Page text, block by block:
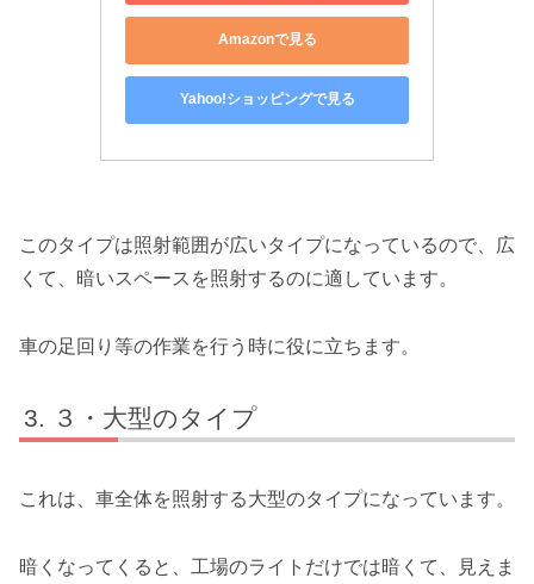
Amazonで見る
Yahoo!ショッピングで見る
このタイプは照射範囲が広いタイプになっているので、広
くて、暗いスペースを照射するのに適しています。
車の足回り等の作業を行う時に役に立ちます。
３・大型のタイプ
これは、車全体を照射する大型のタイプになっています。
暗くなってくると、工場のライトだけでは暗くて、見えま